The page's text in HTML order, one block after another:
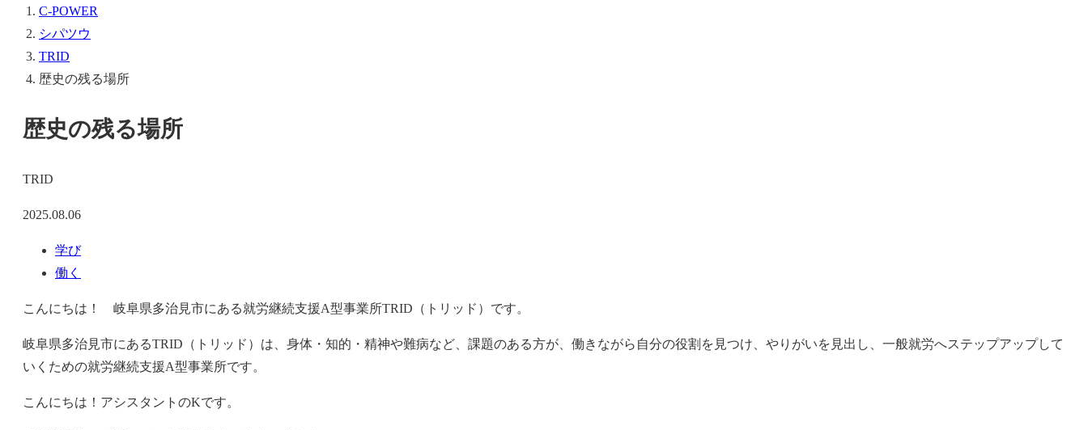
C-POWER
シパツウ
TRID
歴史の残る場所
歴史の残る場所
TRID
2025.08.06
学び
働く
こんにちは！ 岐阜県多治見市にある就労継続支援A型事業所TRID（トリッド）です。
岐阜県多治見市にあるTRID（トリッド）は、身体・知的・精神や難病など、課題のある方が、働きながら自分の役割を見つけ、やりがいを見出し、一般就労へステップアップして
いくための就労継続支援A型事業所です。
こんにちは！アシスタントのKです。